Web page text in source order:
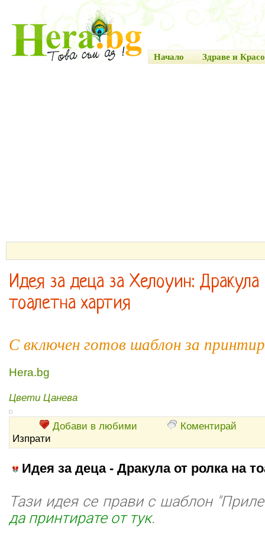
Начало Здраве и
Идея за деца за Хелоуин: Дракула
тоалетна хартия
С включен готов шаблон за
Hera.bg
Цвети Цанева
Добави в любими
Коментирай
Изпрати
Идея за деца - Дракула от ролка на
Тази идея се прави с шаблон
да принтирате от тук.